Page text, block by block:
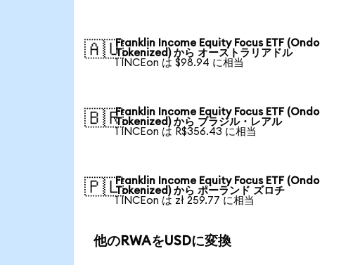
🇦🇺Franklin Income Equity Focus ETF (Ondo
Tokenized) から オーストラリアドル
1 INCEon は $98.94 に相当
🇧🇷Franklin Income Equity Focus ETF (Ondo
Tokenized) から ブラジル・レアル
1 INCEon は R$356.43 に相当
🇵🇱Franklin Income Equity Focus ETF (Ondo
Tokenized) から ポーランド ズロチ
1 INCEon は zł 259.77 に相当
他のRWAをUSDに変換